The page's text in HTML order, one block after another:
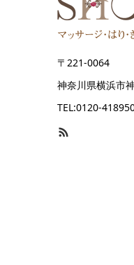
〒221-0064
神奈川県横浜市
TEL:0120-